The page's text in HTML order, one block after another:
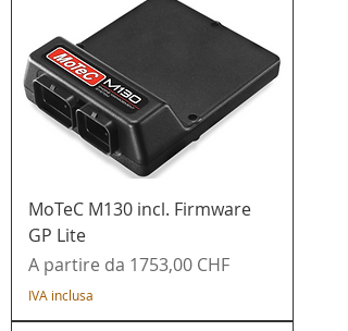
MoTeC M130 incl. Firmware
GP Lite
A partire da 1753,00 CHF
Prezzo scontato
IVA inclusa